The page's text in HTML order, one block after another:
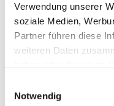
Verwendung unserer
soziale Medien,
Partner führen diese
weiteren Daten
Notwendig